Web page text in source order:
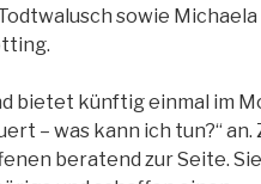
sowie Michaela
bietet künftig einmal im
– was kann ich tun?“ an.
beratend zur Seite. Sie